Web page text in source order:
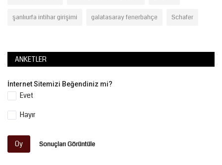
şanlıurfa intihar girişimi galatasaray fenerbahçe Schafer
ANKETLER
İnternet Sitemizi Beğendiniz mi?
Evet
Hayır
Oy Sonuçları Görüntüle